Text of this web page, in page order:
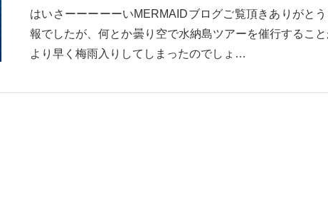
はいさーーーーーいMERMAIDブログご覧頂きありがと
報でしたが、何とか曇り空で水納島ツアーを催行するこ
より早く梅雨入りしてしまったのでしょ…